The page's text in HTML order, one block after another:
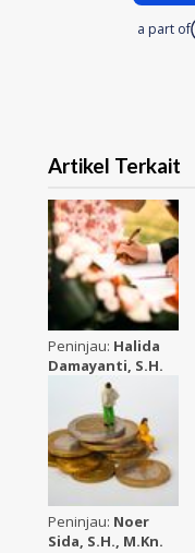
a part of
Artikel Terkait
Peninjau: Halida
Damayanti, S.H.
Peninjau: Noer
Sida, S.H., M.Kn.